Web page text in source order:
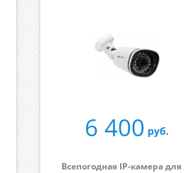
6 400 руб.
Всепогодная IP-камера для